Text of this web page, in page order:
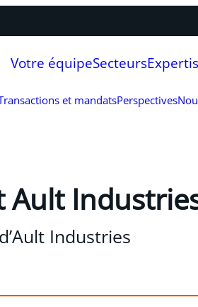
Votre équipeSecteurs
et mandatsPerspectives
Ault
Industries